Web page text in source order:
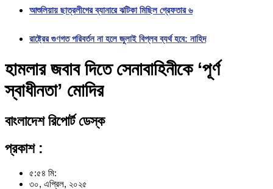
আশুলিয়ায় ছাত্রলীগের ব্যানারে ঝটিকা মিছিল গ্রেফতার ৬
রাষ্ট্রের গুণগত পরিবর্তন না হলে জুলাই বিপ্লব ব্যর্থ হবে: নাহিদ
হামলার জবাব দিতে সেনাবাহিনীকে ‘পূর্ণ
স্বাধীনতা’ মোদির
বাংলাদেশ রিপোর্ট ডেস্ক
প্রকাশ :
৫:৫৪ মি:
৩০, এপ্রিল, ২০২৫